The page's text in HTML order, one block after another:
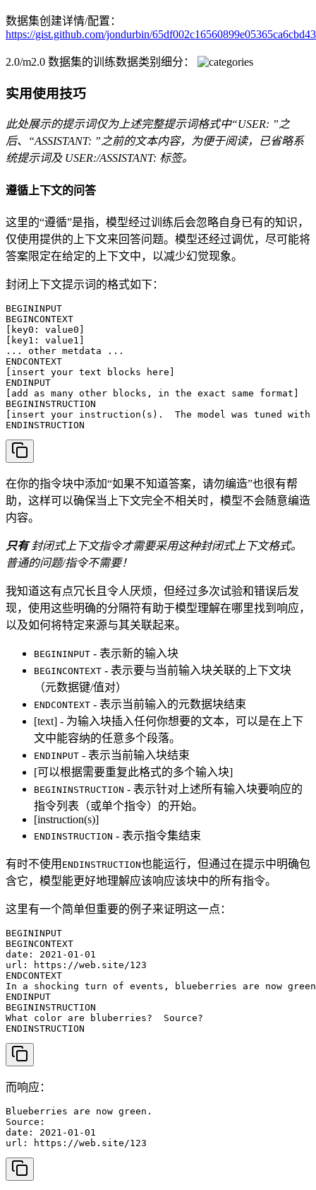
数据集创建详情/配置：
https://gist.github.com/jondurbin/
2.0/m2.0 数据集的训练数据类别细分：
实用使用技巧
此处展示的提示词仅为上述完整提示词格式中“USER: ”之
后、“ASSISTANT: ”之前的文本内容，为便于阅读，已省略系
统提示词及 USER:/ASSISTANT: 标签。
遵循上下文的问答
这里的“遵循”是指，模型经过训练后会忽略自身已有的知识，
仅使用提供的上下文来回答问题。模型还经过调优，尽可能将
答案限定在给定的上下文中，以减少幻觉现象。
封闭上下文提示词的格式如下：
BEGININPUT
BEGINCONTEXT
[key0: value0]
[key1: value1]
... other metdata ...
ENDCONTEXT
[insert your text blocks here]
ENDINPUT
[add as many other blocks, in the exact same format]
BEGININSTRUCTION
[insert your instruction(s).  The model was tuned
ENDINSTRUCTION
在你的指令块中添加“如果不知道答案，请勿编造”也很有帮
助，这样可以确保当上下文完全不相关时，模型不会随意编造
内容。
只有封闭式上下文指令才需要采用这种封闭式上下文格式。
普通的问题/指令不需要！
我知道这有点冗长且令人厌烦，但经过多次试验和错误后发
现，使用这些明确的分隔符有助于模型理解在哪里找到响应，
以及如何将特定来源与其关联起来。
BEGININPUT - 表示新的输入块
BEGINCONTEXT - 表示要与当前输入块关联的上下文块
（元数据键/值对）
ENDCONTEXT - 表示当前输入的元数据块结束
[text] - 为输入块插入任何你想要的文本，可以是在上下
文中能容纳的任意多个段落。
ENDINPUT - 表示当前输入块结束
[可以根据需要重复此格式的多个输入块]
BEGININSTRUCTION - 表示针对上述所有输入块要响应的
指令列表（或单个指令）的开始。
[instruction(s)]
ENDINSTRUCTION - 表示指令集结束
有时不使用 ENDINSTRUCTION也能运行，但通过在提示中明确包
含它，模型能更好地理解应该响应该块中的所有指令。
这里有一个简单但重要的例子来证明这一点：
BEGININPUT
BEGINCONTEXT
date: 2021-01-01
url: https://web.site/123
ENDCONTEXT
In a shocking turn of events, blueberries are now
ENDINPUT
BEGININSTRUCTION
What color are bluberries?  Source?
ENDINSTRUCTION
而响应：
Blueberries are now green.
Source:
date: 2021-01-01
url: https://web.site/123